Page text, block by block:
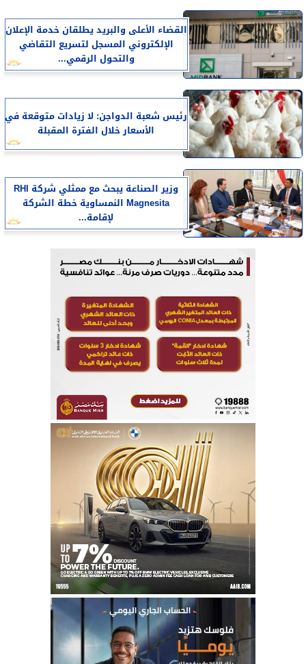
القضاء الأعلى والبريد يطلقان خدمة الإعلان
الإلكتروني المسجل لتسريع التقاضي
والتحول الرقمي...
رئيس شعبة الدواجن: لا زيادات متوقعة في
الأسعار خلال الفترة المقبلة
وزير الصناعة يبحث مع ممثلي شركة RHI
Magnesita النمساوية خطة الشركة
لإقامة...